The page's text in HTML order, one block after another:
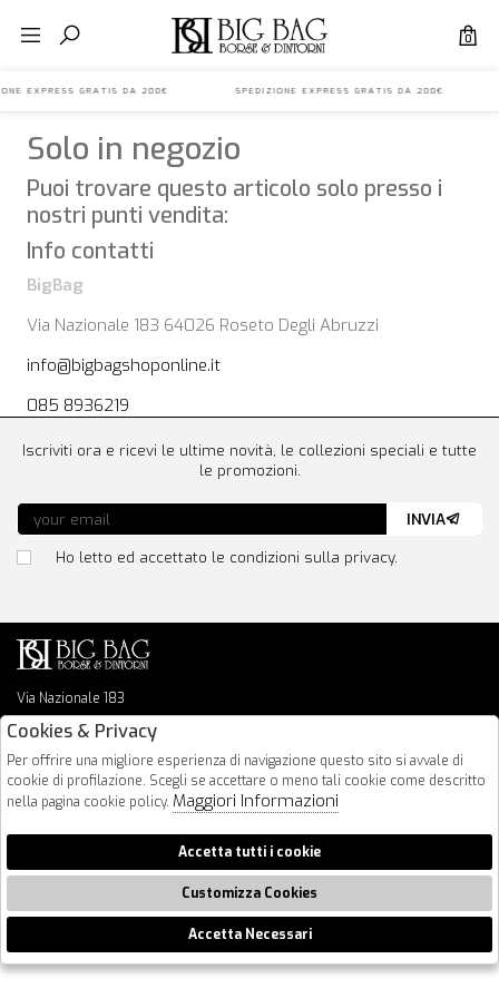
0
EXPRESS GRATIS DA 200€ SPEDIZIONE EXPRESS GRATIS DA
Solo in negozio
Puoi trovare questo articolo solo presso i
nostri punti vendita:
Info contatti
BigBag
Via Nazionale 183 64026 Roseto Degli Abruzzi
info@bigbagshoponline.it
085 8936219
Via Nazionale 183
64026 Roseto Degli Abruzzi
info@bigbagshoponline.it
follow us
Iscriviti ora e ricevi le ultime novità, le collezioni speciali e tutte
le promozioni.
Ho letto ed accettato le condizioni sulla privacy.
INVIA
2026 BigBag - P.iva : 00916940679 Powered by
🍪
Cookies & Privacy
Per offrire una migliore esperienza di navigazione questo sito si avvale di
cookie di profilazione. Scegli se accettare o meno tali cookie come descritto
nella pagina cookie policy. Maggiori Informazioni
Accetta tutti i cookie
Customizza Cookies
Accetta Necessari